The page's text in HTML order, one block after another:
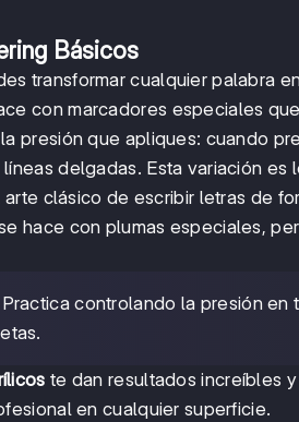
Básicos
transformar cualquier palabra
con marcadores especiales
presión que apliques: cuando
delgadas. Esta variación
clásico de escribir letras de
hace con plumas especiales,
Practica controlando la presión en
te dan resultados increíbles
en cualquier superficie.